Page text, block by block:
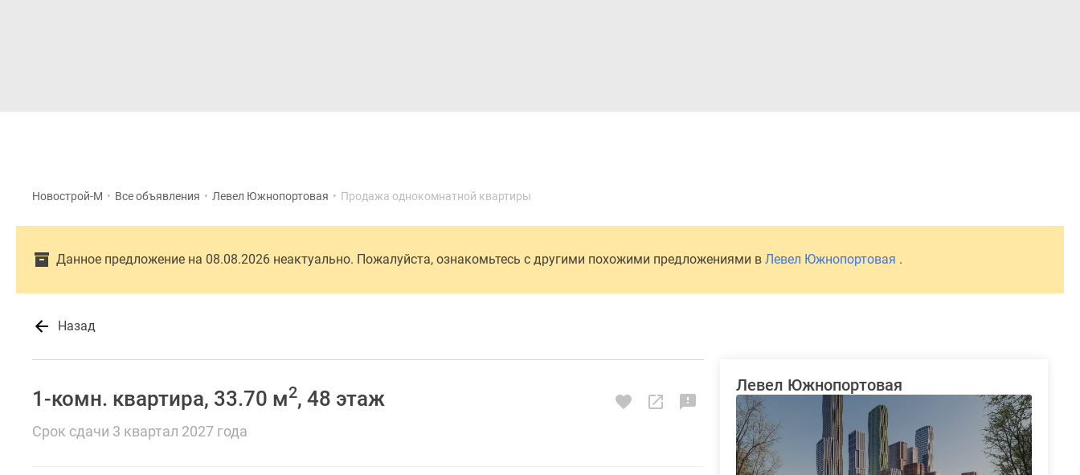
Новострой-М • Все объявления • Левел Южнопортовая • Продажа однокомнатной квартиры
Данное предложение на 08.08.2026 неактуально. Пожалуйста, ознакомьтесь с другими похожими предложениями в Левел Южнопортовая .
Назад
1-комн. квартира, 33.70 м2, 48 этаж
Срок сдачи 3 квартал 2027 года
Левел Южнопортовая